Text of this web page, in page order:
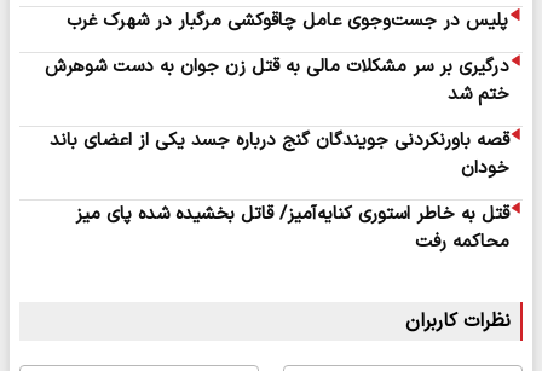
پلیس در جست‌وجوی عامل چاقوکشی مرگبار در شهرک غرب
درگیری بر سر مشکلات مالی به قتل زن جوان به دست شوهرش
ختم شد
قصه باورنکردنی جویندگان گنج درباره جسد یکی از اعضای باند
خودان
قتل به خاطر استوری کنایه‌آمیز/ قاتل بخشیده شده پای میز
محاکمه رفت
نظرات کاربران